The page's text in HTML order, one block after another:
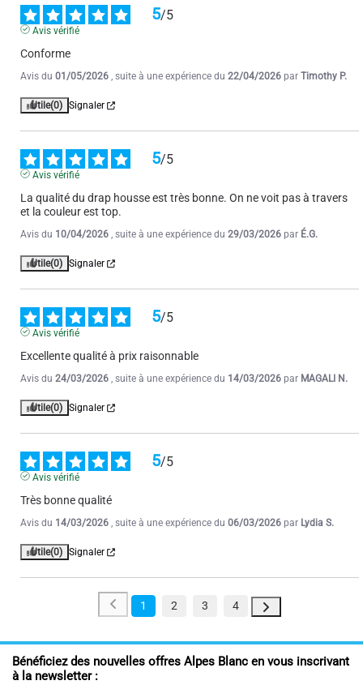
5/5
Avis vérifié
Conforme
Avis du 01/05/2026 , suite à une expérience du 22/04/2026 par Timothy P.
Utile(0) Signaler
5/5
Avis vérifié
La qualité du drap housse est très bonne. On ne voit pas à travers
et la couleur est top.
Avis du 10/04/2026 , suite à une expérience du 29/03/2026 par É.G.
Utile(0) Signaler
5/5
Avis vérifié
Excellente qualité à prix raisonnable
Avis du 24/03/2026 , suite à une expérience du 14/03/2026 par MAGALI N.
Utile(0) Signaler
5/5
Avis vérifié
Très bonne qualité
Avis du 14/03/2026 , suite à une expérience du 06/03/2026 par Lydia S.
Utile(0) Signaler
1 2 3 4
Bénéficiez des nouvelles offres Alpes Blanc en vous inscrivant
à la newsletter :